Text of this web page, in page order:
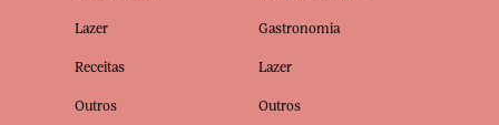
Lazer
Receitas
Outros
Gastronomia
Lazer
Outros